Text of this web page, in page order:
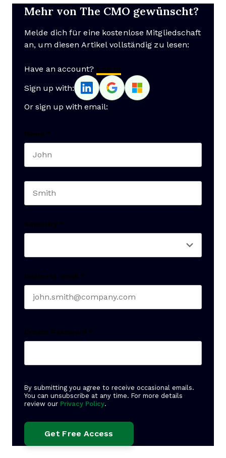
Mehr von The CMO gewünscht?
Melde dich für eine kostenlose Mitgliedschaft
an, um diesen Artikel vollständig zu lesen:
Have an account? Log In
Sign up with:
Or sign up with email:
Name *
Seniority *
Business email *
Create Password *
By submitting you agree to receive occasional emails.
You can unsubscribe at any time. For more details
review our Privacy Policy.